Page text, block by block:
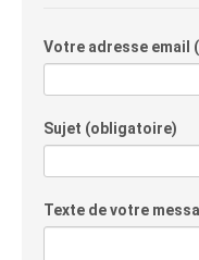
Votre adresse email
Sujet (obligatoire)
Texte de votre